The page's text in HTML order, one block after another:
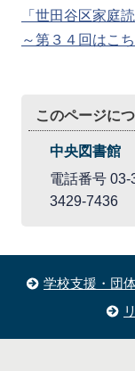
「世田谷区家庭
～第３４回はこ
このページに
中央図書館
電話番号
3429-7436
学校支援・団